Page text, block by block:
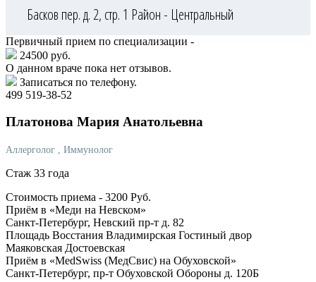
Басков пер. д. 2, стр. 1 Район - Центральный
Первичный прием по специализации -
24500 руб.
О данном враче пока нет отзывов.
Записаться по телефону.
499 519-38-52
Платонова Мария Анатольевна
Аллерголог , Иммунолог
Стаж 33 года
Стоимость приема - 3200 Руб.
Приём в «Меди на Невском»
Санкт-Петербург, Невский пр-т д. 82
Площадь Восстания Владимирская Гостиный двор
Маяковская Достоевская
Приём в «MedSwiss (МедСвис) на Обуховской»
Санкт-Петербург, пр-т Обуховской Обороны д. 120Б